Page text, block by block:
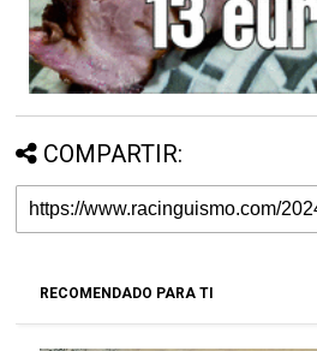
COMPARTIR:
RECOMENDADO PARA TI